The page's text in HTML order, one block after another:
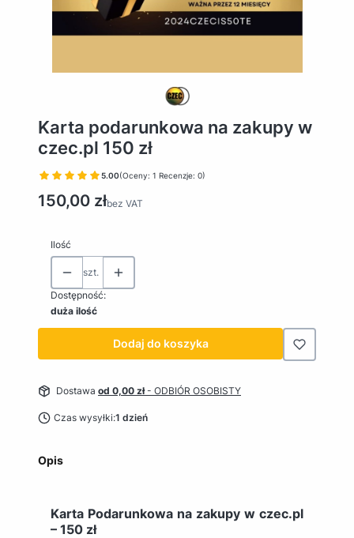
Karta podarunkowa na zakupy w
czec.pl 150 zł
5.00(Oceny: 1 Recenzje: 0)
Cena
150,00 złbez VAT
Ilość
szt.
Dostępność:
duża ilość
Dodaj do koszyka
Dostawa od 0,00 zł- ODBIÓR OSOBISTY
Czas wysyłki:1 dzień
Opis
Karta Podarunkowa na zakupy w czec.pl
– 150 zł